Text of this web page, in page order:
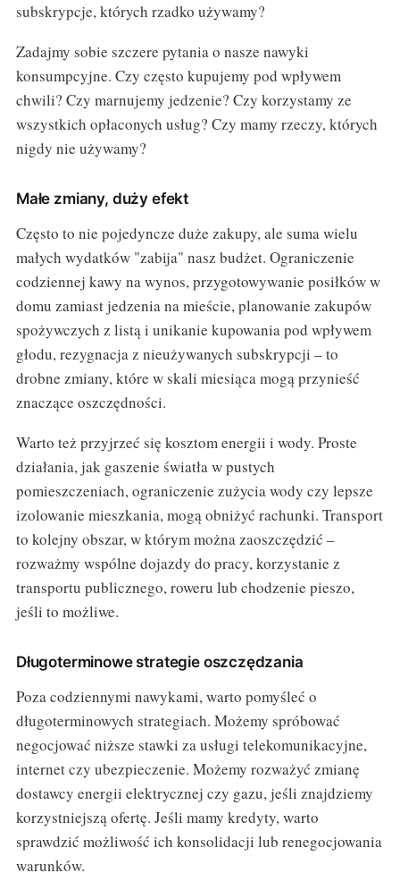
subskrypcje, których rzadko używamy?
Zadajmy sobie szczere pytania o nasze nawyki
konsumpcyjne. Czy często kupujemy pod wpływem
chwili? Czy marnujemy jedzenie? Czy korzystamy ze
wszystkich opłaconych usług? Czy mamy rzeczy, których
nigdy nie używamy?
Małe zmiany, duży efekt
Często to nie pojedyncze duże zakupy, ale suma wielu
małych wydatków "zabija" nasz budżet. Ograniczenie
codziennej kawy na wynos, przygotowywanie posiłków w
domu zamiast jedzenia na mieście, planowanie zakupów
spożywczych z listą i unikanie kupowania pod wpływem
głodu, rezygnacja z nieużywanych subskrypcji – to
drobne zmiany, które w skali miesiąca mogą przynieść
znaczące oszczędności.
Warto też przyjrzeć się kosztom energii i wody. Proste
działania, jak gaszenie światła w pustych
pomieszczeniach, ograniczenie zużycia wody czy lepsze
izolowanie mieszkania, mogą obniżyć rachunki. Transport
to kolejny obszar, w którym można zaoszczędzić –
rozważmy wspólne dojazdy do pracy, korzystanie z
transportu publicznego, roweru lub chodzenie pieszo,
jeśli to możliwe.
Długoterminowe strategie oszczędzania
Poza codziennymi nawykami, warto pomyśleć o
długoterminowych strategiach. Możemy spróbować
negocjować niższe stawki za usługi telekomunikacyjne,
internet czy ubezpieczenie. Możemy rozważyć zmianę
dostawcy energii elektrycznej czy gazu, jeśli znajdziemy
korzystniejszą ofertę. Jeśli mamy kredyty, warto
sprawdzić możliwość ich konsolidacji lub renegocjowania
warunków.